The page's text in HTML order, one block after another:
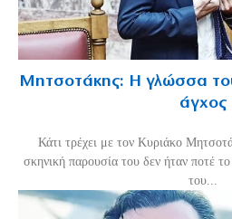
Μητσοτάκης: Η γλώσσα
άγχος
Κάτι τρέχει με τον Κυριάκο
σκηνική παρουσία του δεν ήταν ποτέ
του...